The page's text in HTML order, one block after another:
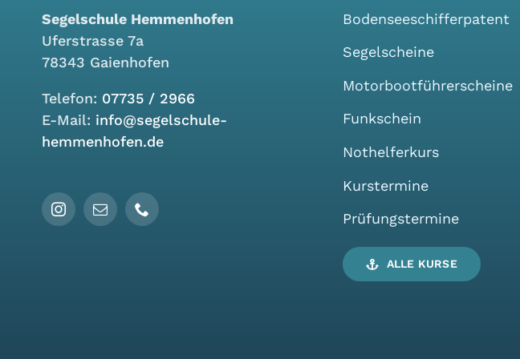
Segelschule Hemmenhofen
Uferstrasse 7a
78343 Gaienhofen
Telefon: 07735 / 2966
E-Mail: info@segelschule-
hemmenhofen.de
Bodenseeschifferpatent
Segelscheine
Motorbootführerscheine
Funkschein
Nothelferkurs
Kurstermine
Prüfungstermine
ALLE KURSE